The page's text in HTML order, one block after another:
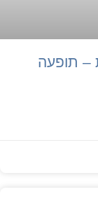
– תופעה